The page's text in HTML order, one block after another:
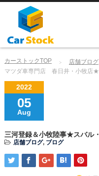
カーストックTOP 店舗ブログ,
マツダ車専門店 春日井・小牧店★
2022
05
Aug
三河登録＆小牧陸事★スバ
店舗ブログ, ブログ